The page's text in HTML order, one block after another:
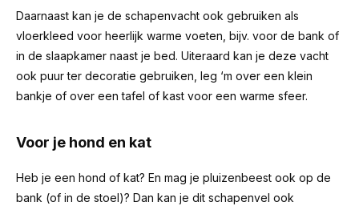
Daarnaast kan je de schapenvacht ook gebruiken als
vloerkleed voor heerlijk warme voeten, bijv. voor de bank of
in de slaapkamer naast je bed. Uiteraard kan je deze vacht
ook puur ter decoratie gebruiken, leg ‘m over een klein
bankje of over een tafel of kast voor een warme sfeer.
Voor je hond en kat
Heb je een hond of kat? En mag je pluizenbeest ook op de
bank (of in de stoel)? Dan kan je dit schapenvel ook